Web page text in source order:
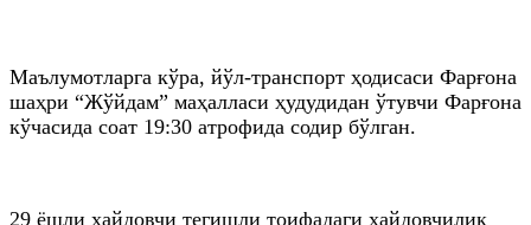
Маълумотларга кўра, йўл-транспорт ҳодисаси Фарғона
шаҳри “Жўйдам” маҳалласи ҳудудидан ўтувчи Фарғона
кўчасида соат 19:30 атрофида содир бўлган.
29 ёшли ҳайдовчи тегишли тоифадаги ҳайдовчилик